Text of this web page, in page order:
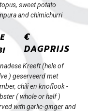
sweet potato
and chimichurri
€
DAGPRIJS
Kreeft (hele of
) geserveerd met
chili en knoflook -
( whole or half )
with garlic-ginger and